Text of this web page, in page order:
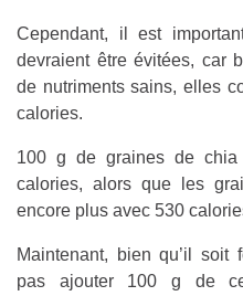
Cependant, il est
devraient être évitées, car
de nutriments sains, elles
calories.
100 g de graines de chia
calories, alors que les
encore plus avec 530
Maintenant, bien qu’il soit
pas ajouter 100 g de